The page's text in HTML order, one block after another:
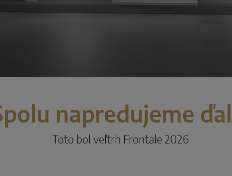
napredujeme
Toto bol veľtrh Frontale 2026